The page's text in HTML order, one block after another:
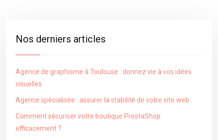
Nos derniers articles
Agence de graphisme à Toulouse : donnez vie à vos idées
visuelles
Agence spécialisée : assurer la stabilité de votre site web
Comment sécuriser votre boutique PrestaShop
efficacement ?